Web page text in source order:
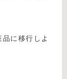
に移行しよ